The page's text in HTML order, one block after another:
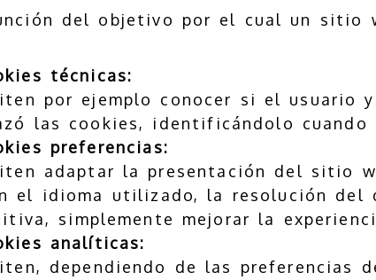
del objetivo por el cual un sitio
técnicas:
por ejemplo conocer si el
las cookies, identificándolo
preferencias:
adaptar la presentación del sitio
el idioma utilizado, la resolución del
simplemente mejorar la
analíticas:
dependiendo de las preferencias